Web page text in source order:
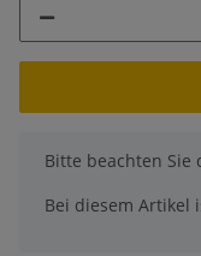
x
Bitte beachten Sie
Bei diesem Artikel